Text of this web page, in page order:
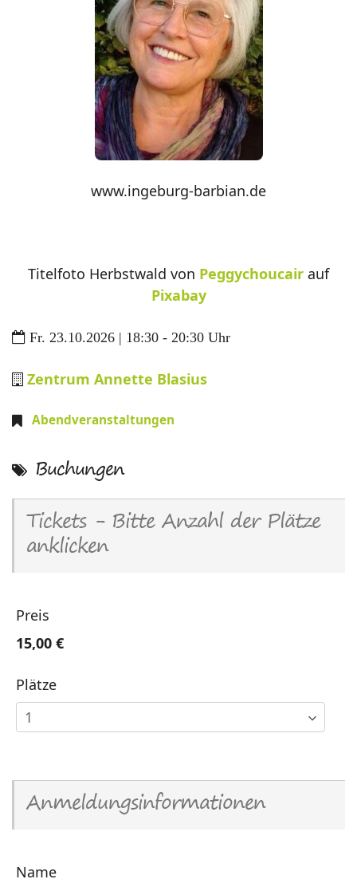
www.ingeburg-barbian.de
Titelfoto Herbstwald von Peggychoucair auf
Pixabay
Fr. 23.10.2026 | 18:30 - 20:30 Uhr
Zentrum Annette Blasius
Abendveranstaltungen
Buchungen
Tickets - Bitte Anzahl der Plätze
anklicken
Preis
15,00 €
Plätze
Anmeldungsinformationen
Name